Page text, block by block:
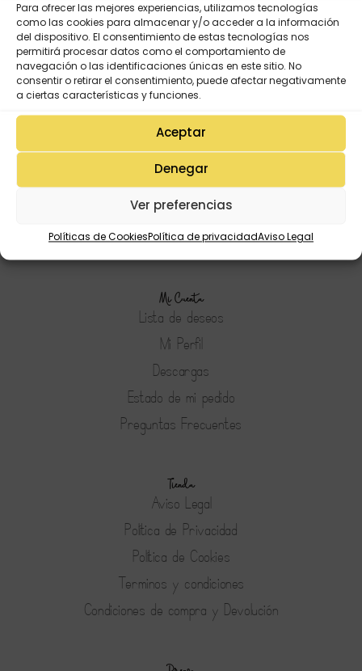
Para ofrecer las mejores experiencias, utilizamos tecnologías
como las cookies para almacenar y/o acceder a la información
del dispositivo. El consentimiento de estas tecnologías nos
permitirá procesar datos como el comportamiento de
navegación o las identificaciones únicas en este sitio. No
consentir o retirar el consentimiento, puede afectar negativamente
a ciertas características y funciones.
Aceptar
Denegar
Ver preferencias
Políticas de CookiesPolítica de privacidadAviso Legal
Mi Cuenta
Lista de deseos
Mi Perfil
Descargas
Estado de mi pedido
Preguntas Frecuentes
Tienda
Aviso Legal
Política de Privacidad
Política de Cookies
Terminos y condiciones
Condiciones de compra y Devolución